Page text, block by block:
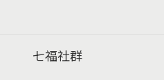
七福社群